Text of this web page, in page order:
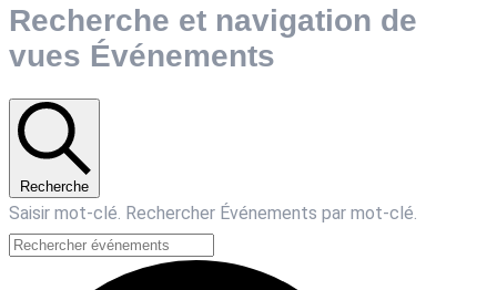
Recherche et navigation de
vues Événements
Recherche
Saisir mot-clé. Rechercher Événements par mot-clé.